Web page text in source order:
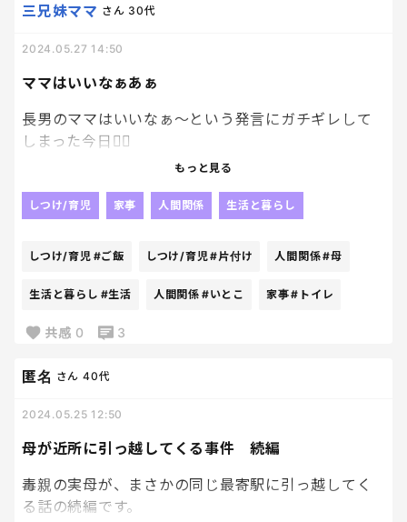
リセットされてる…
そういうのが得意なママ友がいて、関係性とかちゃ
んと頭に入っていると、すごいなぁ…と感心します…
ママはいいなぁあぁ
三兄妹ママ さん 30代
2024.05.27 14:50
長男のママはいいなぁ〜という発言にガチギレして
しまった今日😮‍💨
マこんなとこで携帯いじってんの？？ママはいいな
とか言われて、プッチーーーーーン
こんっな、一瞬の場面だけ切り取られて、まるで私
が何もせず当たり前に普通に生活してるのって、あな
よーー！！！💢とブチギレました。笑
片付けされて、学校の体操着も白衣も給食セットも
トペーパーだって、毎回当たり前に補充されてるのは
誰が動いてるからだと思ってんの！！！！
もっと見る
しつけ/育児 家事 人間関係 生活と暮らし
しつけ/育児 #ご飯 しつけ/育児#片付け 人間関係#母
生活と暮らし #生活 人間関係 #いとこ 家事#トイレ
共感 0 3
母が近所に引っ越してくる事件 続編
匿名 さん 40代
2024.05.25 12:50
毒親の実母が、まさかの同じ最寄駅に引っ越してく
る話の続編です。